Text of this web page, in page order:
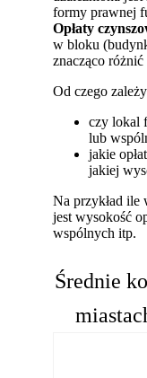
formy prawnej
Opłaty
w bloku
znacząco różnić
Od czego
czy lokal
lub
jakie
jakiej
Na przykład
jest wysokość
wspólnych itp.
Średnie